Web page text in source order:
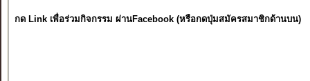
กด Link เพื่อร่วมกิจกรรม ผ่านFacebook (หรือกดปุ่มสมัครสมาชิกด้านบน)